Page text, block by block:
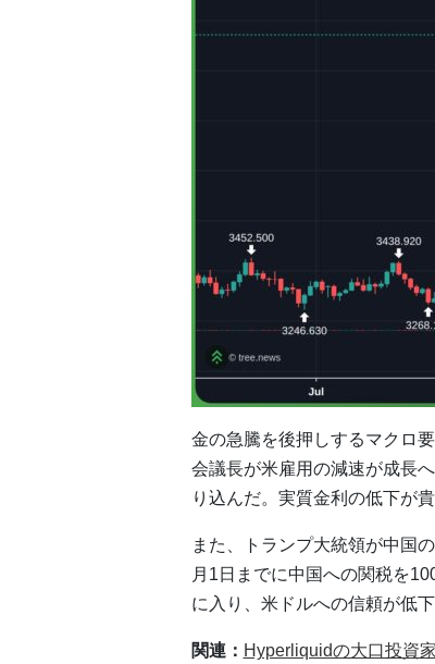
金の急騰を後押しするマクロ
会議長が米雇用の減速が成長
り込んだ。実質金利の低下が
また、トランプ大統領が中国
月1日までに中国への関税を
に入り、米ドルへの信頼が低
関連： Hyperliquidの大口投資